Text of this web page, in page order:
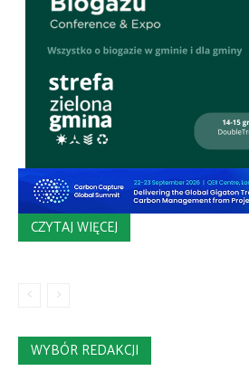
CZYTAJ WIĘCEJ
WYBÓR REDAKCJI